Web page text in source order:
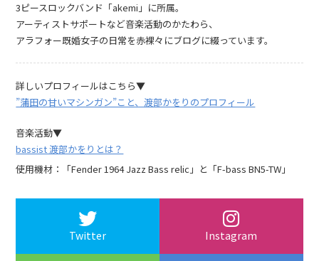
3ピースロックバンド「akemi」に所属。
アーティストサポートなど音楽活動のかたわら、
アラフォー既婚女子の日常を赤裸々にブログに綴っています。
詳しいプロフィールはこちら▼
”蒲田の甘いマシンガン”こと、渡部かをりのプロフィール
音楽活動▼
bassist 渡部かをりとは？
使用機材：「Fender 1964 Jazz Bass relic」と「F-bass BN5-TW」
Twitter Instagram